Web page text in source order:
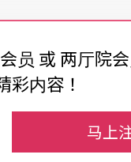
委托身体气象馆
设计亦由澳门剧场
跨地域制作的深层
员 或 两厅院
彩内容！
马上